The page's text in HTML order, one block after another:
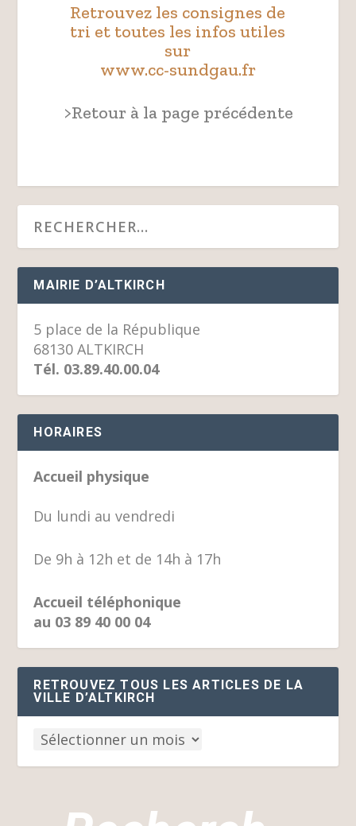
Retrouvez les consignes de
tri et toutes les infos utiles
sur
www.cc-sundgau.fr
>Retour à la page précédente
MAIRIE D’ALTKIRCH
5 place de la République
68130 ALTKIRCH
Tél. 03.89.40.00.04
HORAIRES
Accueil physique
Du lundi au vendredi
De 9h à 12h et de 14h à 17h
Accueil téléphonique
au 03 89 40 00 04
RETROUVEZ TOUS LES ARTICLES DE LA
VILLE D’ALTKIRCH